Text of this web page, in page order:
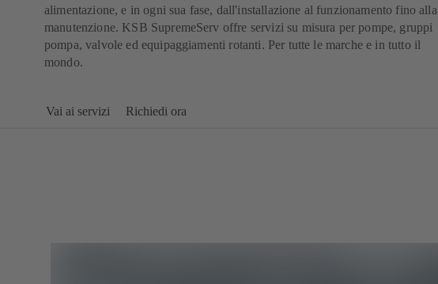
alimentazione, e in ogni sua fase, dall'installazione al funzionamento fino alla
manutenzione. KSB SupremeServ offre servizi su misura per pompe, gruppi
pompa, valvole ed equipaggiamenti rotanti. Per tutte le marche e in tutto il
mondo.
Vai ai servizi Richiedi ora